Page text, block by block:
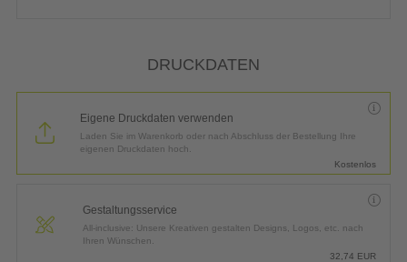
DRUCKDATEN
Eigene Druckdaten verwenden
Laden Sie im Warenkorb oder nach Abschluss der Bestellung Ihre
eigenen Druckdaten hoch.
Kostenlos
Gestaltungsservice
All-inclusive: Unsere Kreativen gestalten Designs, Logos, etc. nach
Ihren Wünschen.
32,74 EUR